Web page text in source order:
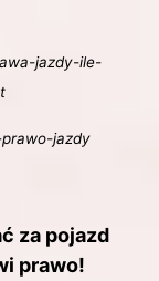
jazdy-ile-
jazdy
za pojazd
prawo!